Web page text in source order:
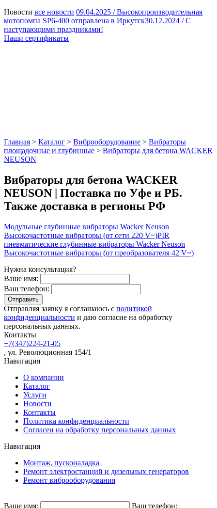
Новости все новости 09.04.2025 /Высокопроизводительная
мотопомпа SP6-400 отправлена в Иркутск30.12.2024 /С
наступающими праздниками!
Наши сертификаты
Главная > Каталог > Виброоборудование > Вибраторы
площадочные и глубинные > Вибраторы для бетона WACKER
NEUSON
Вибраторы для бетона WACKER
NEUSON | Поставка по Уфе и РБ.
Также доставка в регионы РФ
Модульные глубинные вибраторы Wacker Neuson
Высокочастотные вибраторы (от сети 220 V~)PIR
пневматические глубинные вибраторы Wacker Neuson
Высокочастотные вибраторы (от преобразователя 42 V~)
Нужна консультация?
Ваше имя:
Ваш телефон:
Отправляя заявку я соглашаюсь с политикой
конфиденциальности и даю согласие на обработку
персональных данных.
Контакты
+7(347)224-21-05
, ул. Революционная 154/1
Навигация
О компании
Каталог
Услуги
Новости
Контакты
Политика конфиденциальности
Согласен на обработку персональных данных
Навигация
Монтаж, пусконаладка
Ремонт электростанций и дизельных генераторов
Ремонт виброоборудования
Ваше имя: Ваш телефон: